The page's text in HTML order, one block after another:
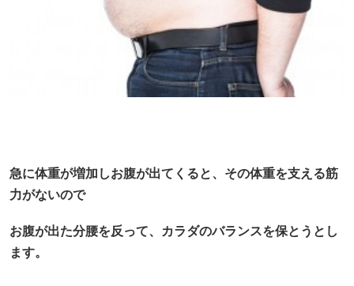
急に体重が増加しお腹が出てくると、その体重を支える筋
力がないので
お腹が出た分腰を反って、カラダのバランスを保とうとし
ます。